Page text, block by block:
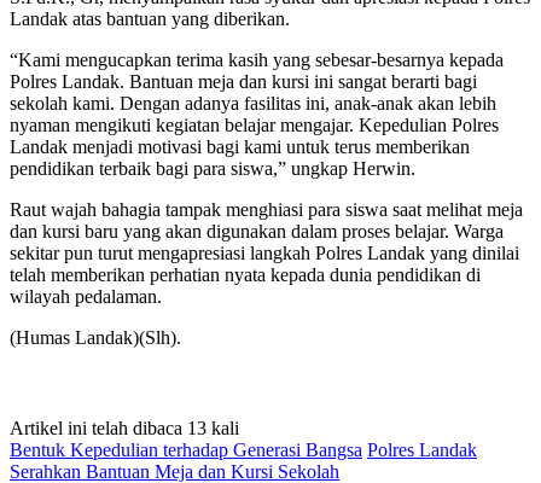
Landak atas bantuan yang diberikan.
“Kami mengucapkan terima kasih yang sebesar-besarnya kepada
Polres Landak. Bantuan meja dan kursi ini sangat berarti bagi
sekolah kami. Dengan adanya fasilitas ini, anak-anak akan lebih
nyaman mengikuti kegiatan belajar mengajar. Kepedulian Polres
Landak menjadi motivasi bagi kami untuk terus memberikan
pendidikan terbaik bagi para siswa,” ungkap Herwin.
Raut wajah bahagia tampak menghiasi para siswa saat melihat meja
dan kursi baru yang akan digunakan dalam proses belajar. Warga
sekitar pun turut mengapresiasi langkah Polres Landak yang dinilai
telah memberikan perhatian nyata kepada dunia pendidikan di
wilayah pedalaman.
(Humas Landak)(Slh).
Artikel ini telah dibaca 13 kali
Bentuk Kepedulian terhadap Generasi Bangsa Polres Landak
Serahkan Bantuan Meja dan Kursi Sekolah